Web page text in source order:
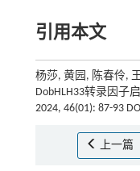
引用本文
杨莎, 黄园, 陈春伶,
DobHLH33转录因子
2024, 46(01): 87-93
上一篇